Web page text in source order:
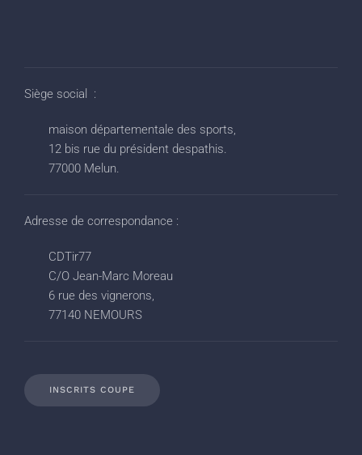
Siège social :
maison départementale des sports,
12 bis rue du président despathis.
77000 Melun.
Adresse de correspondance :
CDTir77
C/O Jean-Marc Moreau
6 rue des vignerons,
77140 NEMOURS
INSCRITS COUPE